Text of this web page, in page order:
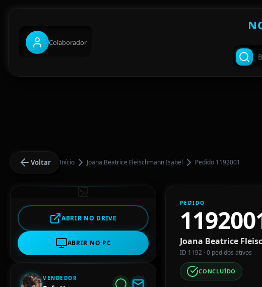
Colaborador
Voltar Início Joana Beatrice Fleischmann Isabel Pedido 1192001
ABRIR NO DRIVE
ABRIR NO PC
VENDEDOR
PEDIDO
Joana Beatrice
ID 1192 · 0 pedidos ativos
CONCLUÍDO